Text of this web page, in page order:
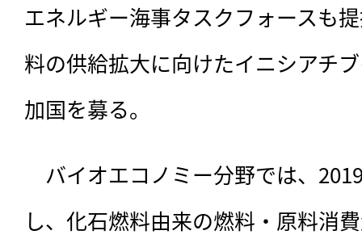
エネルギー海事タスクフォースも
料の供給拡大に向けたイニシアチ
加国を募る。
バイオエコノミー分野では、
し、化石燃料由来の燃料・原料消